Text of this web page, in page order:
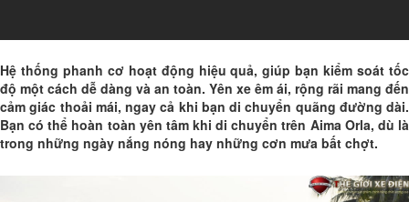
Hệ thống phanh cơ hoạt động hiệu quả, giúp bạn kiểm soát tốc
độ một cách dễ dàng và an toàn. Yên xe êm ái, rộng rãi mang đến
cảm giác thoải mái, ngay cả khi bạn di chuyển quãng đường dài.
Bạn có thể hoàn toàn yên tâm khi di chuyển trên Aima Orla, dù là
trong những ngày nắng nóng hay những cơn mưa bất chợt.